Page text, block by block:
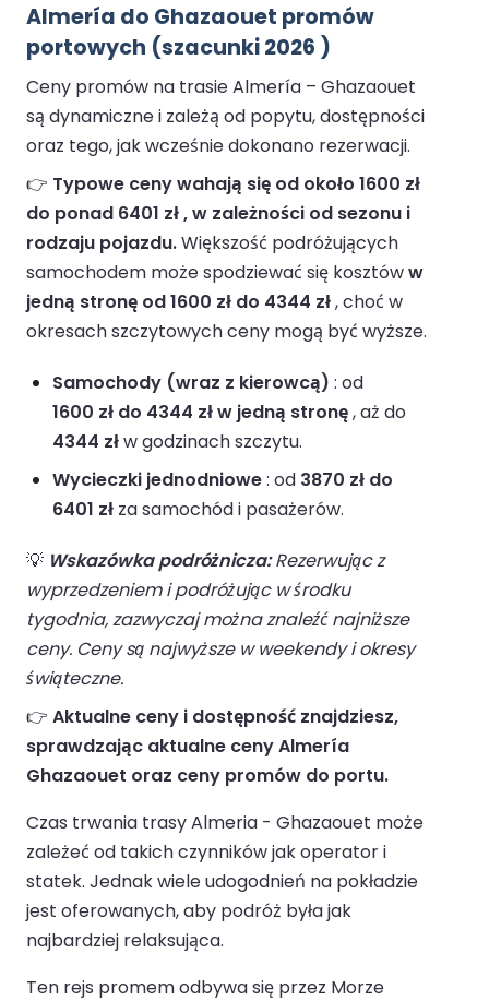
Almería do Ghazaouet promów
portowych (szacunki 2026 )
Ceny promów na trasie Almería – Ghazaouet
są dynamiczne i zależą od popytu, dostępności
oraz tego, jak wcześnie dokonano rezerwacji.
👉 Typowe ceny wahają się od około 1600 zł
do ponad 6401 zł , w zależności od sezonu i
rodzaju pojazdu.Większość podróżujących
samochodem może spodziewać się kosztóww
jedną stronę od 1600 zł do 4344 zł, choć w
okresach szczytowych ceny mogą być wyższe.
Samochody (wraz z kierowcą) : od
1600 zł do 4344 zł w jedną stronę, aż do
4344 złw godzinach szczytu.
Wycieczki jednodniowe: od 3870 zł do
6401 zł za samochód i pasażerów.
💡 Wskazówka podróżnicza:Rezerwując z
wyprzedzeniem i podróżując w środku
tygodnia, zazwyczaj można znaleźć najniższe
ceny. Ceny są najwyższe w weekendy i okresy
świąteczne.
👉 Aktualne ceny i dostępność znajdziesz,
sprawdzając aktualne ceny Almería
Ghazaouet oraz ceny promów do portu.
Czas trwania trasy Almeria - Ghazaouet może
zależeć od takich czynników jak operator i
statek. Jednak wiele udogodnień na pokładzie
jest oferowanych, aby podróż była jak
najbardziej relaksująca.
Ten rejs promem odbywa się przez Morze